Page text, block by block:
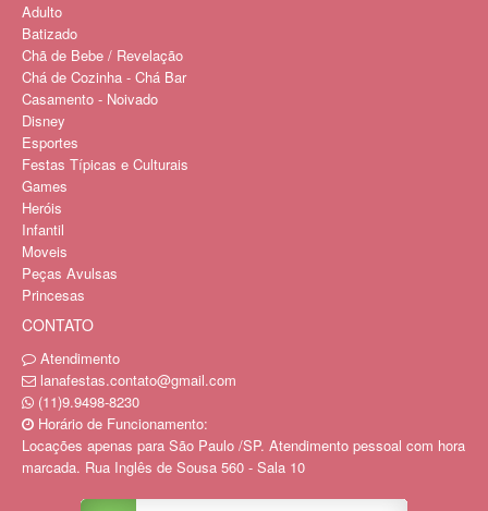
Adulto
Batizado
Chã de Bebe / Revelação
Chá de Cozinha - Chá Bar
Casamento - Noivado
Disney
Esportes
Festas Típicas e Culturais
Games
Heróis
Infantil
Moveis
Peças Avulsas
Princesas
CONTATO
Atendimento
lanafestas.contato@gmail.com
(11)9.9498-8230
Horário de Funcionamento:
Locações apenas para São Paulo /SP. Atendimento pessoal com hora
marcada. Rua Inglês de Sousa 560 - Sala 10